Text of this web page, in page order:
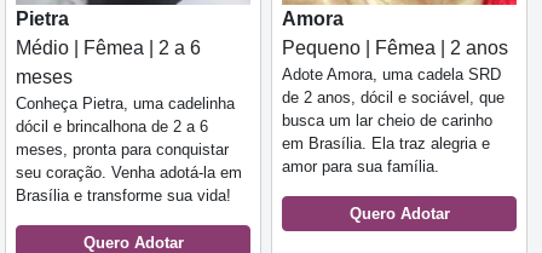
Pietra
Médio | Fêmea | 2 a 6
meses
Conheça Pietra, uma cadelinha
dócil e brincalhona de 2 a 6
meses, pronta para conquistar
seu coração. Venha adotá-la em
Brasília e transforme sua vida!
Quero Adotar
Amora
Pequeno | Fêmea | 2 anos
Adote Amora, uma cadela SRD
de 2 anos, dócil e sociável, que
busca um lar cheio de carinho
em Brasília. Ela traz alegria e
amor para sua família.
Quero Adotar